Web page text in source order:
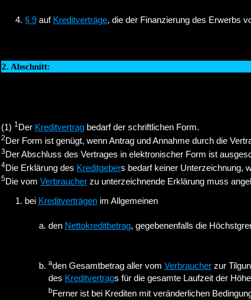
§ 9 auf Kreditverträge, die der Finanzierung des Erwerbs
2. Abschnitt:
(1) 1 Der Kreditvertrag bedarf der schriftlichen Form.
2 Der Form ist genügt, wenn Antrag und Annahme durch die
3Der Abschluss des Vertrages in elektronischer Form ist
4Die Erklärung des Kreditgebers bedarf keiner Unterzeichnung,
5Die vom Verbraucher zu unterzeichnende Erklärung muss
bei Kreditverträgen im Allgemeinen
den Nettokreditbetrag, gegebenenfalls die
aden Gesamtbetrag aller vom Verbraucher zur
des Kreditvertrags für die gesamte Laufzeit der
bFerner ist bei Krediten mit veränderlichen